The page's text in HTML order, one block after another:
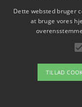
Spil kasinospil på
guide til sikker og
Om /
Dette websted bruger
at bruge vores
TILLAD